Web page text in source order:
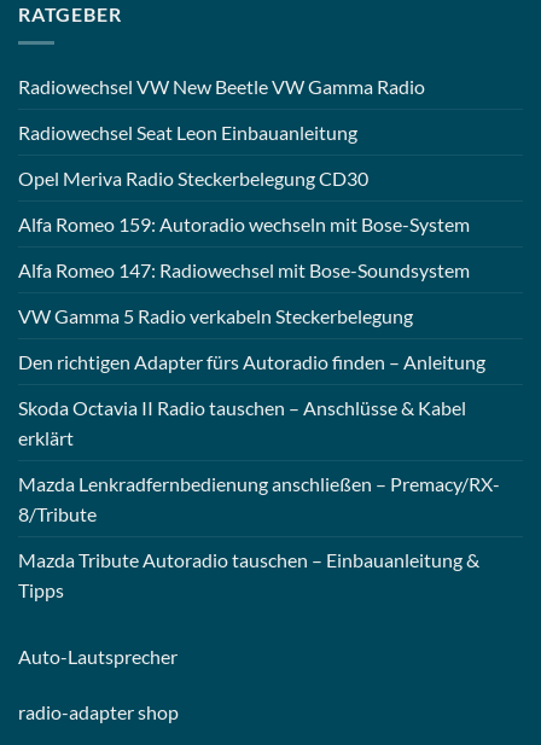
RATGEBER
Radiowechsel VW New Beetle VW Gamma Radio
Radiowechsel Seat Leon Einbauanleitung
Opel Meriva Radio Steckerbelegung CD30
Alfa Romeo 159: Autoradio wechseln mit Bose-System
Alfa Romeo 147: Radiowechsel mit Bose-Soundsystem
VW Gamma 5 Radio verkabeln Steckerbelegung
Den richtigen Adapter fürs Autoradio finden – Anleitung
Skoda Octavia II Radio tauschen – Anschlüsse & Kabel
erklärt
Mazda Lenkradfernbedienung anschließen – Premacy/RX-
8/Tribute
Mazda Tribute Autoradio tauschen – Einbauanleitung &
Tipps
Auto-Lautsprecher
radio-adapter shop